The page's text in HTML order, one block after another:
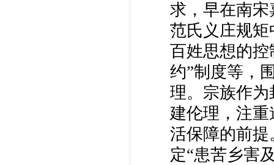
求，早在南
范氏义庄规
百姓思想的
约”制度等，
理。宗族作
建伦理，注
活保障的前
定“患苦乡害